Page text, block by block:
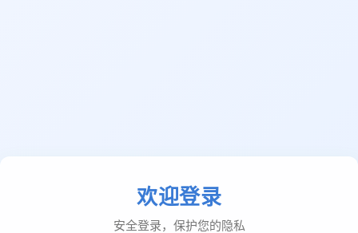
欢迎登录
安全登录，保护您的隐私